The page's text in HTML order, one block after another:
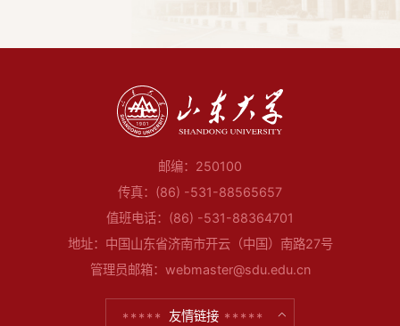
邮编：250100
传真：(86) -531-88565657
值班电话：(86) -531-88364701
地址：中国山东省济南市开云（中国）南路27号
管理员邮箱：webmaster@sdu.edu.cn
友情链接